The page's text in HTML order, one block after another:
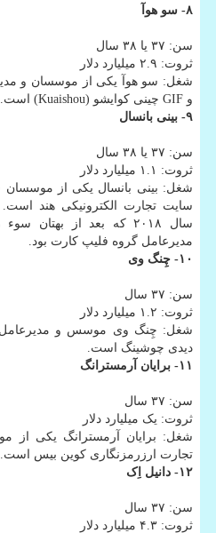
۸- سو هوآ
سن: ۳۷ یا ۳۸ سال
ثروت: ۲.۹ میلیارد دلار
شغل: سو هوآ یکی از موسسان و
و GIF چینی کوایشو (Kuaishou) است.
۹- بینی بانسال
سن: ۳۷ یا ۳۸ سال
ثروت: ۱.۱ میلیارد دلار
شغل: بینی بانسال یکی از
سایت تجارت الکترونیکی هند است.
سال ۲۰۱۸ که بعد از
مدیرعامل گروه فلیپ کارت بود.
۱۰- چِنگ وی
سن: ۳۷ سال
ثروت: ۱.۲ میلیارد دلار
شغل: چِنگ وی موسس و مدیرعامل
دیدی چوشینگ است.
۱۱- برایان آرمسترانگ
سن: ۳۷ سال
ثروت: یک میلیارد دلار
شغل: برایان آرمسترانگ یکی از
تجارت ارزرمزنگاری کوین بیس است.
۱۲- دانیل اِک
سن: ۳۷ سال
ثروت: ۴.۳ میلیارد دلار